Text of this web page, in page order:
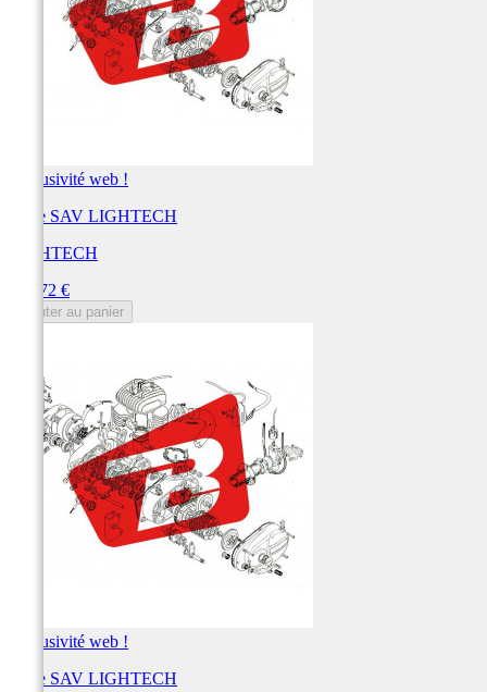
Exclusivité web !
Pièce SAV LIGHTECH
LIGHTECH
113,72 €
Ajouter au panier
Exclusivité web !
Pièce SAV LIGHTECH